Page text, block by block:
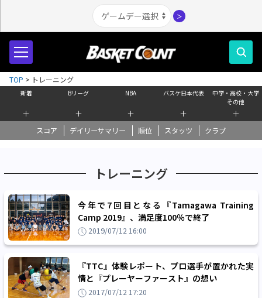
＞
新着
＋
Bリーグ
＋
NBA
＋
バスケ日本代表
＋
中学・高校・大学
その他
＋
スコア デイリーサマリー 順位 スタッツ クラブ
TOP > トレーニング
トレーニング
今年で7回目となる『Tamagawa Training
Camp 2019』、満足度100％で終了
2019/07/12 16:00
『TTC』体験レポート、プロ選手が置かれた実
情と『プレーヤーファースト』の想い
2017/07/12 17:20